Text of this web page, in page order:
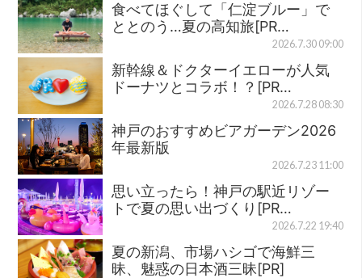
食べてほぐして「仁淀ブルー」で
ととのう…夏の高知旅[PR…
2026.7.30 09:00
新幹線＆ドクターイエローが人気
ドーナツとコラボ！？[PR…
2026.7.28 08:30
神戸のおすすめビアガーデン2026
年最新版
2026.7.23 11:00
思い立ったら！神戸の駅近リゾー
トで夏の思い出づくり[PR…
2026.7.22 19:40
夏の新潟、市場ハシゴで海鮮三
昧、魅惑の日本酒三昧[PR]